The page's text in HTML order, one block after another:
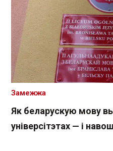
Як беларускую мову
універсітэтах — і
Замежжа